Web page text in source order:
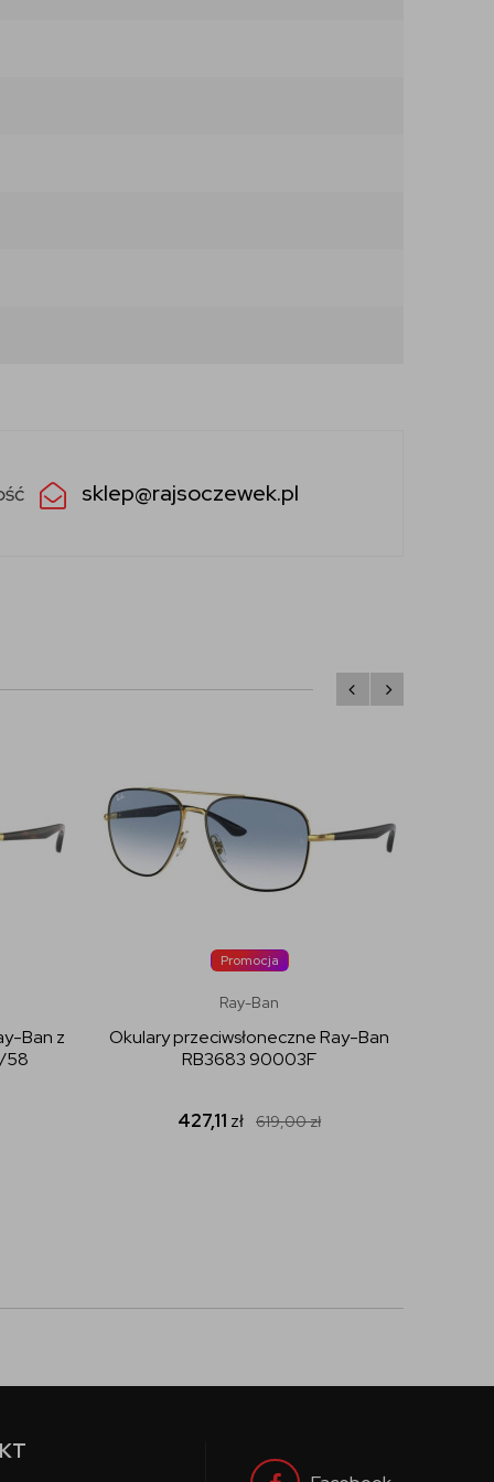
sklep@rajsoczewek.pl
Ban z
58
Promocja
Ray-Ban
Okulary przeciwsłoneczne Ray-Ban
RB3683 90003F
427,11 zł 619,00zł